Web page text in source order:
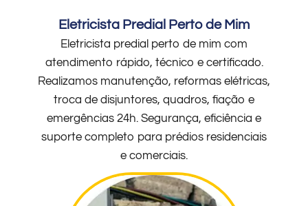
Eletricista Predial Perto de Mim
Eletricista predial perto de mim com
atendimento rápido, técnico e certificado.
Realizamos manutenção, reformas elétricas,
troca de disjuntores, quadros, fiação e
emergências 24h. Segurança, eficiência e
suporte completo para prédios residenciais
e comerciais.